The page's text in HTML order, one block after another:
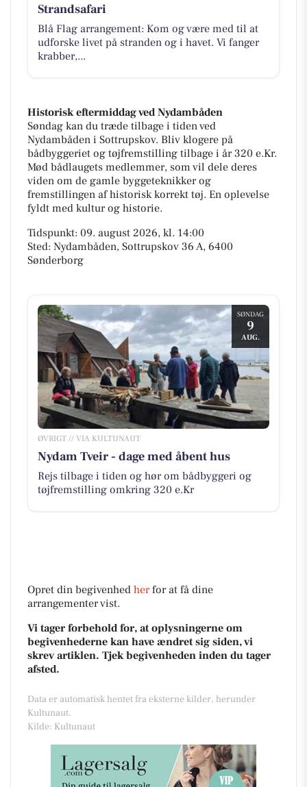
Strandsafari
Blå Flag arrangement: Kom og være med til at
udforske livet på stranden og i havet. Vi fanger
krabber,...
Historisk eftermiddag ved Nydambåden
Søndag kan du træde tilbage i tiden ved
Nydambåden i Sottrupskov. Bliv klogere på
bådbyggeriet og tøjfremstilling tilbage i år 320 e.Kr.
Mød bådlaugets medlemmer, som vil dele deres
viden om de gamle byggeteknikker og
fremstillingen af historisk korrekt tøj. En oplevelse
fyldt med kultur og historie.
Tidspunkt: 09. august 2026, kl. 14:00
Sted: Nydambåden, Sottrupskov 36 A, 6400
Sønderborg
SØNDAG
9
AUG.
ØVRIGT // VIA KULTUNAUT
Nydam Tveir - dage med åbent hus
Rejs tilbage i tiden og hør om bådbyggeri og
tøjfremstilling omkring 320 e.Kr
Opret din begivenhed herfor at få dine
arrangementer vist.
Vi tager forbehold for, at oplysningerne om
begivenhederne kan have ændret sig siden, vi
skrev artiklen. Tjek begivenheden inden du tager
afsted.
Data er automatisk hentet fra eksterne kilder, herunder
Kultunaut.
Kilde: Kultunaut